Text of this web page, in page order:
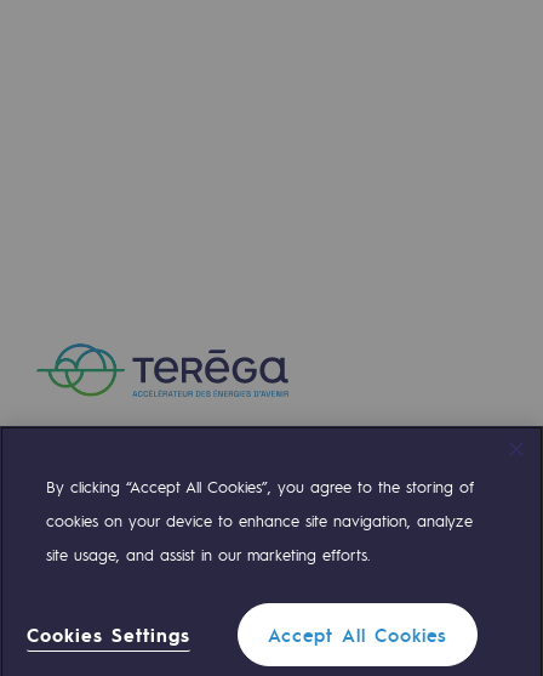
Compte TwitterCompte Facebook
Compte LinkedinCompte Youtube
Standard Teréga 0 559 133 400
By clicking “Accept All Cookies”, you agree to the storing of
cookies on your device to enhance site navigation, analyze
site usage, and assist in our marketing efforts.
Cookies Settings Accept All Cookies